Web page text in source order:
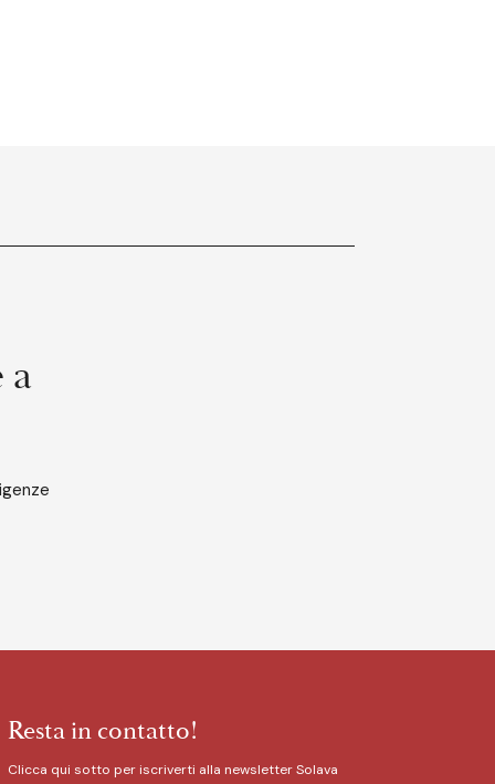
a
Resta in contatto!
Clicca qui sotto per iscriverti alla newsletter Solava